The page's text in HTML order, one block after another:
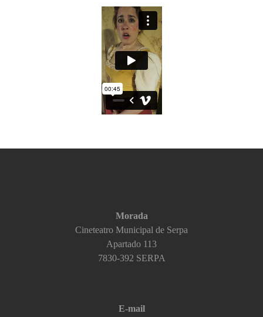
Morada
Cineteatro Municipal de Serpa
Apartado 113
7830-392 SERPA​
E-mail